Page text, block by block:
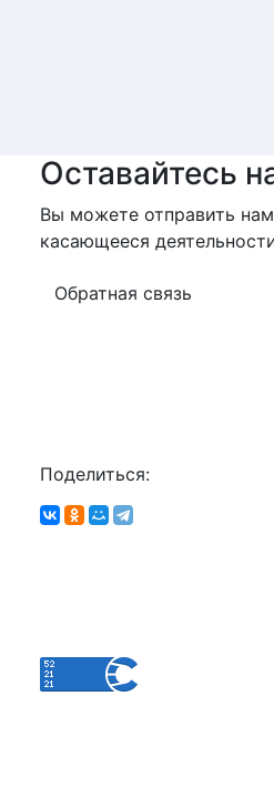
Оставайтесь
Вы можете отправить
касающееся
Обратная связь
Поделиться: